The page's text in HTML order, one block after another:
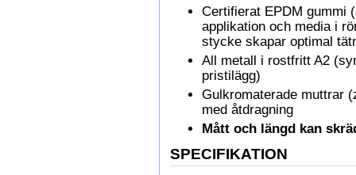
Certifierat EPDM gummi
applikation och media i
stycke skapar optimal
All metall i rostfritt A2
pristilägg)
Gulkromaterade muttrar
med åtdragning
Mått och längd kan
SPECIFIKATION